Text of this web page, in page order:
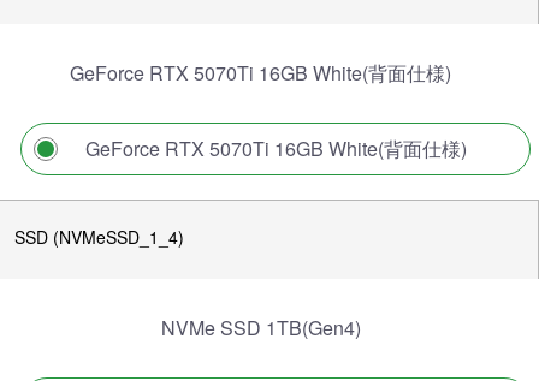
GeForce RTX 5070Ti 16GB White(背面仕様)
GeForce RTX 5070Ti 16GB White(背面仕様)
SSD (NVMeSSD_1_4)
NVMe SSD 1TB(Gen4)